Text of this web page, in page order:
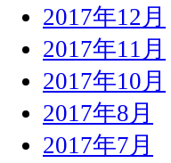
2017年12月
2017年11月
2017年10月
2017年8月
2017年7月